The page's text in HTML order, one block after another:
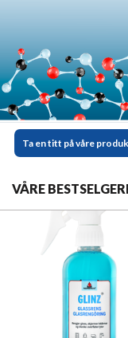
Ta en titt på våre
VÅRE